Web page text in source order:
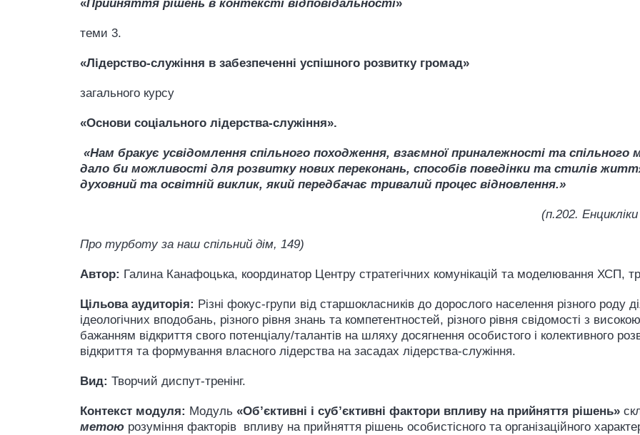
«Прийняття рішень в контексті відповідальності»
теми 3.
«Лідерство-служіння в забезпеченні успішного розвитку громад»
загального курсу
«Основи соціального лідерства-служіння».
«Нам бракує усвідомлення спільного походження, взаємної приналежності та
дало би можливості для розвитку нових переконань, способів поведінки та стилів
духовний та освітній виклик, який передбачає тривалий процес відновлення.»
(п.202.
Про турботу за наш спільний дім, 149)
Автор: Галина Канафоцька, координатор Центру стратегічних комунікацій та моделювання ХСП,
Цільова аудиторія: Різні фокус-групи від старшокласників до дорослого населення різного роду
ідеологічних вподобань, різного рівня знань та компетентностей, різного рівня свідомості з
бажанням відкриття свого потенціалу/талантів на шляху досягнення особистого і колективного
відкриття та формування власного лідерства на засадах лідерства-служіння.
Вид: Творчий диспут-тренінг.
Контекст модуля: Модуль «Об’єктивні і суб’єктивні фактори впливуна прийняття рішень»
метою розуміння факторів впливу на прийняття рішень особистісного та організаційного